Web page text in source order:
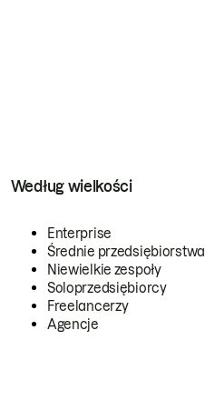
Według wielkości
Enterprise
Średnie przedsiębiorstwa
Niewielkie zespoły
Soloprzedsiębiorcy
Freelancerzy
Agencje